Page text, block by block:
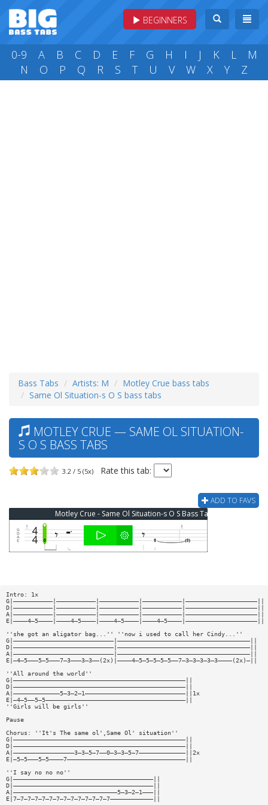
BEGINNERS
0-9 A B C D E F G H I J K L
M
N
O P Q R S T U V W X Y Z
Bass Tabs Artists: M
Motley Crue bass tabs
Same Ol Situation-s O S bass tabs
MOTLEY CRUE — SAME OL SITUATION-
S O S BASS TABS
3.2 / 5 (5x) Rate this tab:
ADD TO FAVS
Motley Crue - Same Ol Situation-s O S Bass Tab
Intro: 1x
G|———————————|———————————|———————————|———————————|————————————————————||
D|———————————|———————————|———————————|———————————|————————————————————||
A|———————————|———————————|———————————|———————————|————————————————————||
E|————4—5————|————4—5————|————4—5————|————4—5————|————————————————————||
''she got an aligator bag...'' ''now i used to call her Cindy...''
G|————————————————————————————|—————————————————————————————————————||
D|————————————————————————————|—————————————————————————————————————||
A|————————————————————————————|—————————————————————————————————————||
E|—4—5———5—5———7—3———3—3——(2x)|————4—5—5—5—5—5——7—3—3—3—3—3————(2x)—||
''All around the world''
G|————————————————————————————————————————————————||
D|————————————————————————————————————————————————||
A|—————————————5—3—2—1————————————————————————————||1x
E|—4—5——5—5———————————————————————————————————————||
''Girls will be girls''
Pause
Chorus: ''It's The same ol',Same Ol' situation''
G|————————————————————————————————————————————————||
D|————————————————————————————————————————————————||
A|—————————————————3—3—5—7——0—3—3—5—7—————————————||2x
E|—5—5———5—5————7—————————————————————————————————||
''I say no no no''
G|———————————————————————————————————————||
D|———————————————————————————————————————||
A|—————————————————————————————5—3—2—1———||
E|7—7—7—7—7—7—7—7—7—7—7—7—7—7————————————||